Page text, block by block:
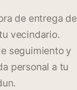
de entrega de
vecindario.
seguimiento y
personal a tu